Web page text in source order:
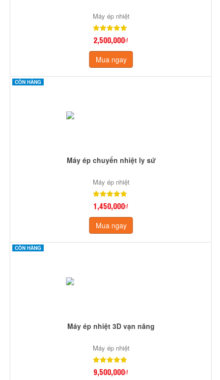
Máy ép nhiệt
2,500,000₫
Mua ngay
CÒN HÀNG
Máy ép chuyển nhiệt ly sứ
Máy ép nhiệt
1,450,000₫
Mua ngay
CÒN HÀNG
Máy ép nhiệt 3D vạn năng
Máy ép nhiệt
9,500,000₫